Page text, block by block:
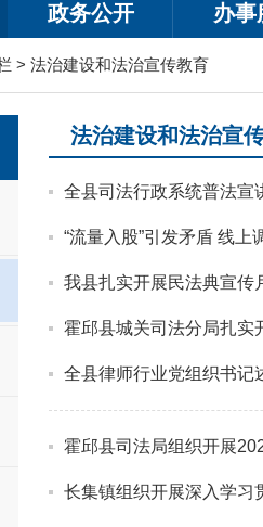
政务公开 办事
> 法治建设和法治宣传教育
法治建设和法治宣
全县司法行政系统普法宣
“流量入股”引发矛盾 线上
我县扎实开展民法典宣传
霍邱县城关司法分局扎实
全县律师行业党组织书记
霍邱县司法局组织开展
长集镇组织开展深入学习